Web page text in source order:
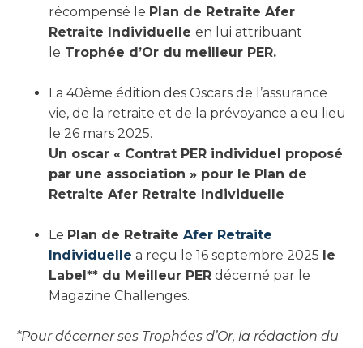
récompensé le Plan de Retraite Afer
Retraite Individuelle en lui attribuant
le Trophée d’Or du meilleur PER.
La 40ème édition des Oscars de l’assurance
vie, de la retraite et de la prévoyance a eu lieu
le 26 mars 2025.
Un oscar « Contrat PER individuel proposé
par une association » pour le Plan de
Retraite Afer Retraite Individuelle
Le Plan de Retraite Afer Retraite
Individuelle a reçu le 16 septembre 2025 le
Label** du Meilleur PER décerné par le
Magazine Challenges.
*Pour décerner ses Trophées d’Or, la rédaction du